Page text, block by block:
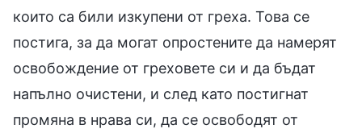
които са били изкупени от греха. Това се
постига, за да могат опростените да намерят
освобождение от греховете си и да бъдат
напълно очистени, и след като постигнат
промяна в нрава си, да се освободят от